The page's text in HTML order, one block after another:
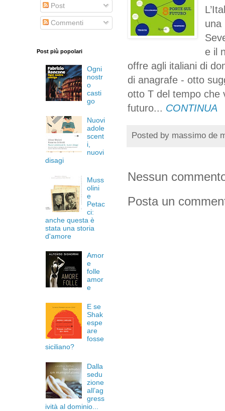
una
e il
offre agli italiani di
di anagrafe - otto
otto T del tempo che
futuro... CONTINUA
Posted by massimo de
Nessun
Posta un
Post
Commenti
Post più popolari
Ogni
nostr
o
casti
go
Nuovi
adole
scent
i,
nuovi
disagi
Muss
olini
e
Petac
ci:
anche questa è
stata una storia
d'amore
Amor
e
folle
amor
e
E se
Shak
espe
are
fosse
siciliano?
Dalla
sedu
zione
all’ag
gress
ività al dominio...